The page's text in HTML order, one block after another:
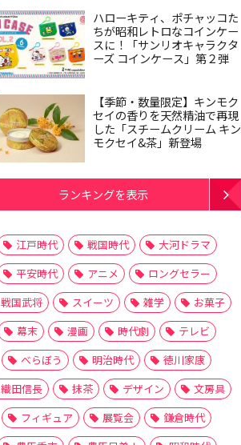
ハローキティ、ポチャッコた
ちが昭和レトロなコインケー
スに！「サンリオキャラクタ
ーズ コインケース」第２弾
【季節・数量限定】キンモク
セイの香りを天然精油で再現
した「スチームクリーム キン
モクセイ&茶」新登場
ランキングを表示
江戸時代 戦国時代
大河ドラマ
平安時代
アニメ
ロングセラー
戦国武将
スイーツ 雑学
お菓子
幕末
漫画 時代劇
テレビ
べらぼう
明治時代
徳川家康
織田信長
抹茶 デザイン
文房具
フィギュア
展覧会
鎌倉時代